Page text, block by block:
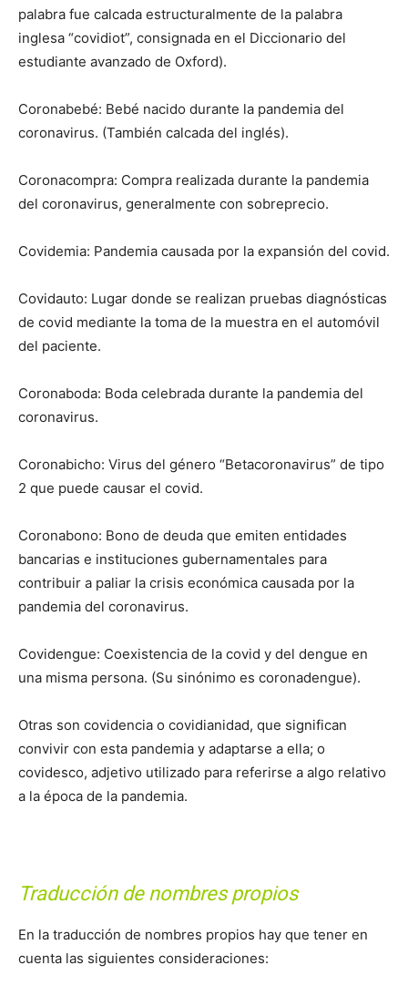
palabra fue calcada estructuralmente de la palabra
inglesa “covidiot”, consignada en el Diccionario del
estudiante avanzado de Oxford).
Coronabebé: Bebé nacido durante la pandemia del
coronavirus. (También calcada del inglés).
Coronacompra: Compra realizada durante la pandemia
del coronavirus, generalmente con sobreprecio.
Covidemia: Pandemia causada por la expansión del covid.
Covidauto: Lugar donde se realizan pruebas diagnósticas
de covid mediante la toma de la muestra en el automóvil
del paciente.
Coronaboda: Boda celebrada durante la pandemia del
coronavirus.
Coronabicho: Virus del género “Betacoronavirus” de tipo
2 que puede causar el covid.
Coronabono: Bono de deuda que emiten entidades
bancarias e instituciones gubernamentales para
contribuir a paliar la crisis económica causada por la
pandemia del coronavirus.
Covidengue: Coexistencia de la covid y del dengue en
una misma persona. (Su sinónimo es coronadengue).
Otras son covidencia o covidianidad, que significan
convivir con esta pandemia y adaptarse a ella; o
covidesco, adjetivo utilizado para referirse a algo relativo
a la época de la pandemia.
Traducción de nombres propios
En la traducción de nombres propios hay que tener en
cuenta las siguientes consideraciones: